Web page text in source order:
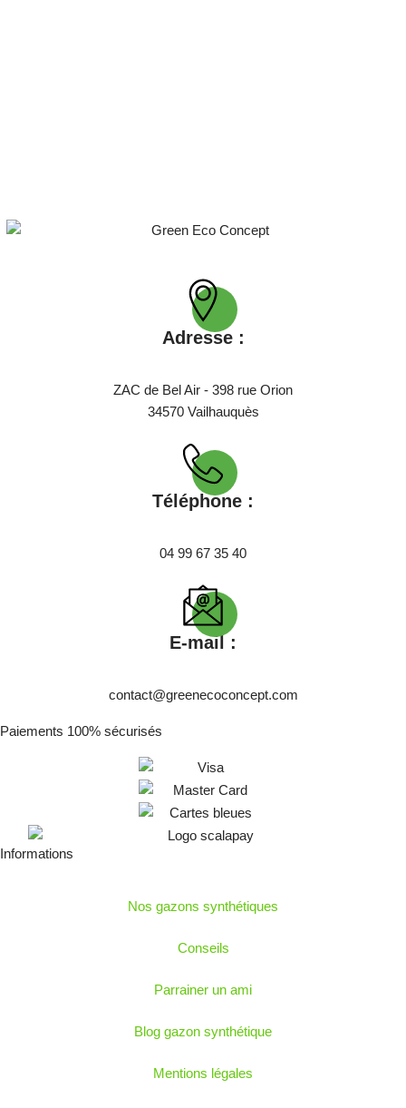
Adresse :
ZAC de Bel Air - 398 rue Orion
34570 Vailhauquès
Téléphone :
04 99 67 35 40
E-mail :
contact@greenecoconcept.com
Paiements 100% sécurisés
Informations
Nos gazons synthétiques
Conseils
Parrainer un ami
Blog gazon synthétique
Mentions légales